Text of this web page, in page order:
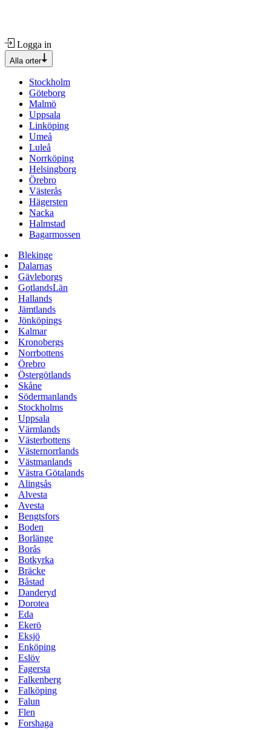
Logga in
Alla orter
Stockholm
Göteborg
Malmö
Uppsala
Linköping
Umeå
Luleå
Norrköping
Helsingborg
Örebro
Västerås
Hägersten
Nacka
Halmstad
Bagarmossen
Blekinge
Dalarnas
Gävleborgs
GotlandsLän
Hallands
Jämtlands
Jönköpings
Kalmar
Kronobergs
Norrbottens
Örebro
Östergötlands
Skåne
Södermanlands
Stockholms
Uppsala
Värmlands
Västerbottens
Västernorrlands
Västmanlands
Västra Götalands
Alingsås
Alvesta
Avesta
Bengtsfors
Boden
Borlänge
Borås
Botkyrka
Bräcke
Båstad
Danderyd
Dorotea
Eda
Ekerö
Eksjö
Enköping
Eslöv
Fagersta
Falkenberg
Falköping
Falun
Flen
Forshaga